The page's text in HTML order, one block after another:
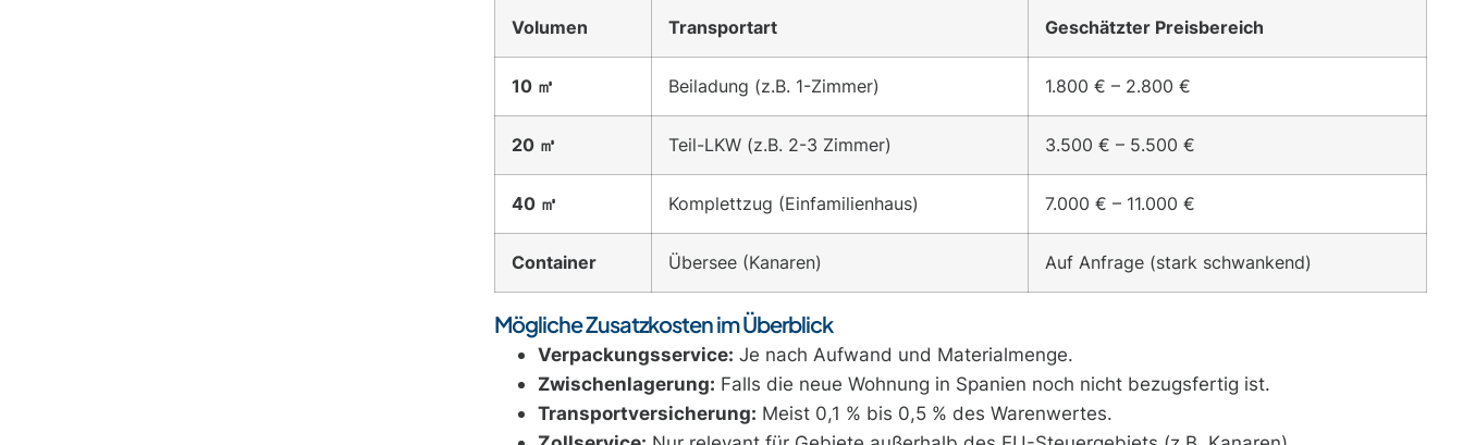
Volumen Transportart Geschätzter Preisbereich
10 ㎥ Beiladung (z.B. 1-Zimmer) 1.800 € – 2.800 €
20 ㎥ Teil-LKW (z.B. 2-3 Zimmer) 3.500 € – 5.500 €
40 ㎥ Komplettzug (Einfamilienhaus) 7.000 € – 11.000 €
Container Übersee (Kanaren) Auf Anfrage (stark schwankend)
Mögliche Zusatzkosten im Überblick
Verpackungsservice: Je nach Aufwand und Materialmenge.
Zwischenlagerung: Falls die neue Wohnung in Spanien noch nicht bezugsfertig ist.
Transportversicherung: Meist 0,1 % bis 0,5 % des Warenwertes.